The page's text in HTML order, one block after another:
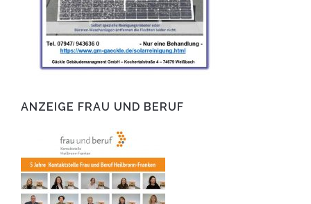
ANZEIGE FRAU UND BERUF